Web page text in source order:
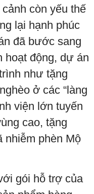
còn yếu thế
lại hạnh phúc
đã bước sang
hoạt động, dự án
như tặng
ở các “làng
viện lớn tuyến
cao, tặng
nhiễm phèn Mộ
gói hỗ trợ của